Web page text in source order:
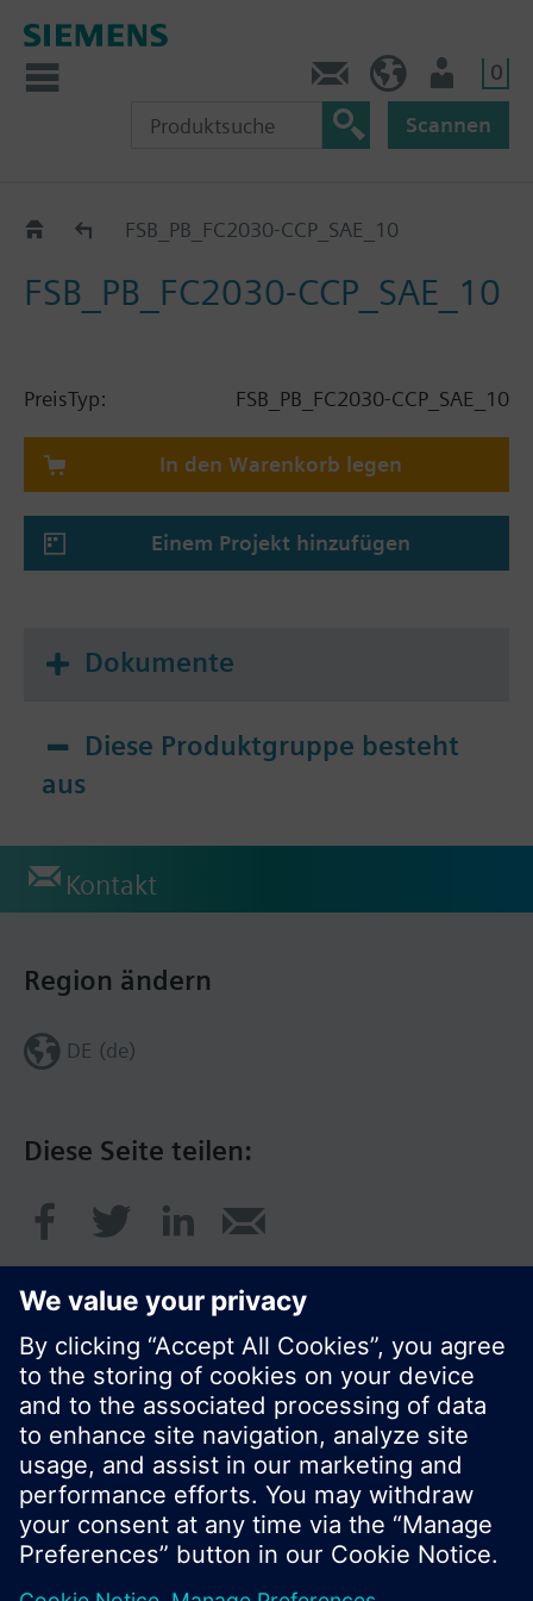
0
Scannen
KatalogFSB_PB_FC2030-CCP_SAE_10
FSB_PB_FC2030-CCP_SAE_10
PreisTyp: FSB_PB_FC2030-CCP_SAE_10
In den Warenkorb legen
Einem Projekt hinzufügen
Dokumente
Diese Produktgruppe besteht
aus
Kontakt
Diese Seite teilen:
Region ändern
DE (de)
© Siemens Schweiz AG 2020
Preise: unverbindliche Preisempfehlung ohne
MWSt in EUR